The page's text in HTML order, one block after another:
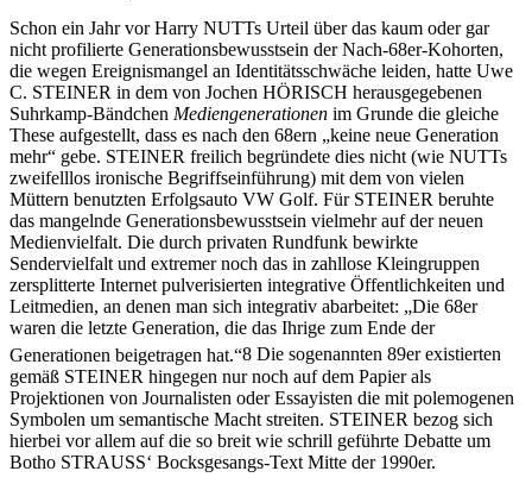
Schon ein Jahr vor Harry NUTTs Urteil über das kaum oder gar
nicht profilierte Generationsbewusstsein der Nach-68er-Kohorten,
die wegen Ereignismangel an Identitätsschwäche leiden, hatte Uwe
C. STEINER in dem von Jochen HÖRISCH herausgegebenen
Suhrkamp-Bändchen Mediengenerationen im Grunde die gleiche
These aufgestellt, dass es nach den 68ern „keine neue Generation
mehr“ gebe. STEINER freilich begründete dies nicht (wie NUTTs
zweifelllos ironische Begriffseinführung) mit dem von vielen
Müttern benutzten Erfolgsauto VW Golf. Für STEINER beruhte
das mangelnde Generationsbewusstsein vielmehr auf der neuen
Medienvielfalt. Die durch privaten Rundfunk bewirkte
Sendervielfalt und extremer noch das in zahllose Kleingruppen
zersplitterte Internet pulverisierten integrative Öffentlichkeiten und
Leitmedien, an denen man sich integrativ abarbeitet: „Die 68er
waren die letzte Generation, die das Ihrige zum Ende der
Generationen beigetragen hat.“8 Die sogenannten 89er existierten
gemäß STEINER hingegen nur noch auf dem Papier als
Projektionen von Journalisten oder Essayisten die mit polemogenen
Symbolen um semantische Macht streiten. STEINER bezog sich
hierbei vor allem auf die so breit wie schrill geführte Debatte um
Botho STRAUSS‘ Bocksgesangs-Text Mitte der 1990er.